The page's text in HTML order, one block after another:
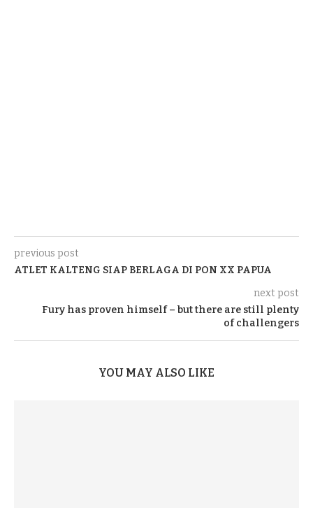
previous post
ATLET KALTENG SIAP BERLAGA DI PON XX PAPUA
next post
Fury has proven himself – but there are still plenty
of challengers
YOU MAY ALSO LIKE